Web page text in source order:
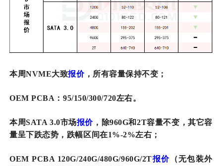
本周NVME大致报价，所有容量保持不变；
OEM PCBA：95/150/300/720左右。
本周SATA 3.0市场报价 ，除960G和2T容量不变，其它容
量呈下跌态势，跌幅区间在1%-2%左右；
OEM PCBA 120G/240G/480G/960G/2T报价 （无包装外